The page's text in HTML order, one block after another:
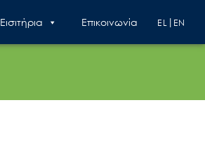
Εισιτήρια Επικοινωνία EN
EL